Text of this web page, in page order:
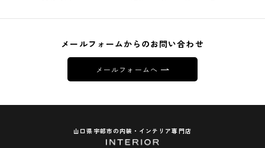
メールフォームからのお問い合わせ
メールフォームへ
山口県宇部市の内装・インテリア専門店